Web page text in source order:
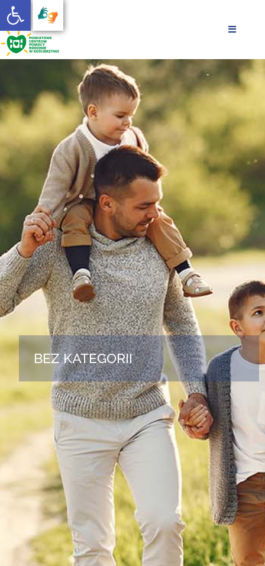
Otwórz pasek narzędzi
AKTUALNOŚCI
POMOC I WSPARCIE
O NAS
PLIKI DO POBRANIA
KONTAKT
BEZ KATEGORII